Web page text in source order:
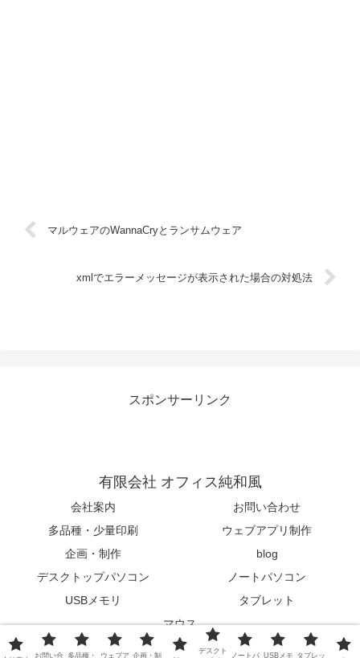
マルウェアのWannaCryとランサムウェア
xmlでエラーメッセージが表示された場合の対処法
スポンサーリンク
有限会社 オフィス純和風
会社案内
お問い合わせ
多品種・少量印刷
ウェブアプリ制作
企画・制作
blog
デスクトップパソコン
ノートパソコン
USBメモリ
タブレット
マウス
© 2015-2026 有限会社 オフィス純和風.
お問い合 多品種・ ウェブア 企画・制
デスクト
ノートパ USBメモ タブレッ